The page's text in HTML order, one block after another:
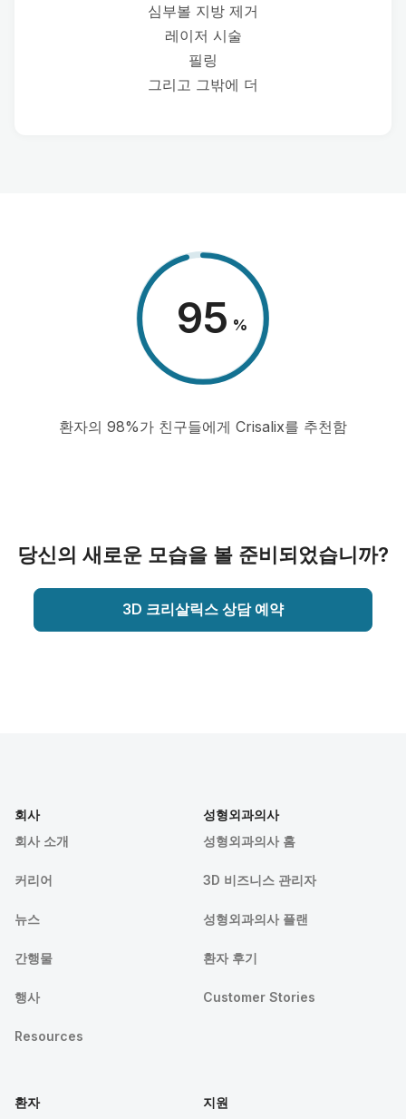
심부볼 지방 제거
레이저 시술
필링
그리고 그밖에 더
98 %
환자의 98%가 친구들에게 Crisalix를 추천함
당신의 새로운 모습을 볼 준비되었습니까?
3D 크리살릭스 상담 예약
회사
회사 소개
커리어
뉴스
간행물
행사
Resources
성형외과의사
성형외과의사 홈
3D 비즈니스 관리자
성형외과의사 플랜
환자 후기
Customer Stories
환자
지원